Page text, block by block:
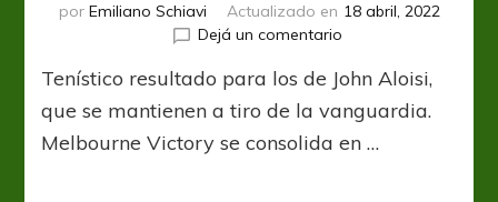
por Emiliano Schiavi Actualizado en 18 abril, 2022
Dejá un comentarioen
League:
Set
gloria
Tenístico resultado para los de John Aloisi,
que se mantienen a tiro de la vanguardia.
Melbourne Victory se consolida en …